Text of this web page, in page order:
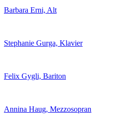
Barbara Erni, Alt
Stephanie Gurga, Klavier
Felix Gygli, Bariton
Annina Haug, Mezzosopran